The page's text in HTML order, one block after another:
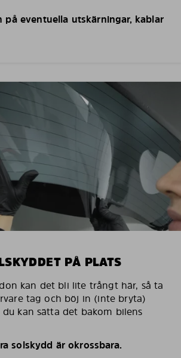
på eventuella utskärningar, kablar
PÅ PLATS
kan det bli lite trångt här, så ta
tag och böj in (inte bryta)
kan sätta det bakom bilens
solskydd är okrossbara.